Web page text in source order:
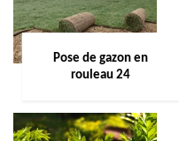
Pose de gazon en
rouleau 24